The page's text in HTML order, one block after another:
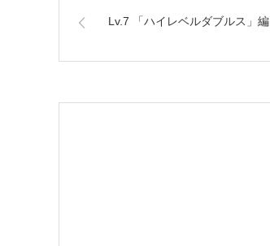
Lv.7 「ハイレベルダブルス」編